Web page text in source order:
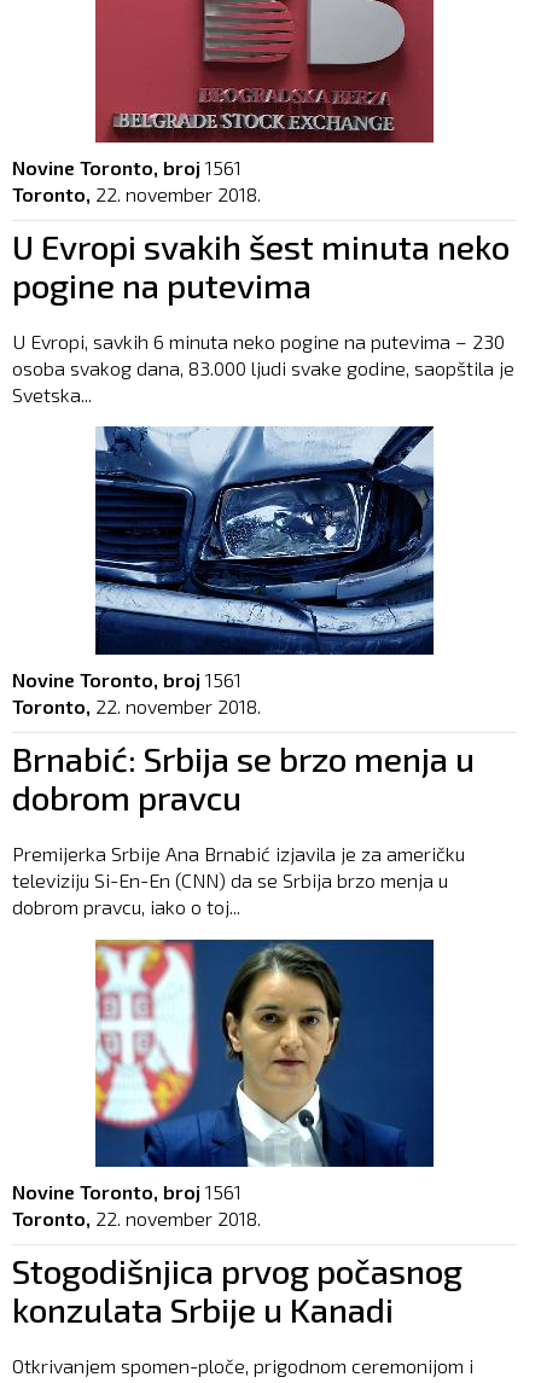
Novine Toronto, broj 1561
Toronto, 22. november 2018.
U Evropi svakih šest minuta neko
pogine na putevima
U Evropi, savkih 6 minuta neko pogine na putevima – 230
osoba svakog dana, 83.000 ljudi svake godine, saopštila je
Svetska...
Novine Toronto, broj 1561
Toronto, 22. november 2018.
Brnabić: Srbija se brzo menja u
dobrom pravcu
Premijerka Srbije Ana Brnabić izjavila je za američku
televiziju Si-En-En (CNN) da se Srbija brzo menja u
dobrom pravcu, iako o toj...
Novine Toronto, broj 1561
Toronto, 22. november 2018.
Stogodišnjica prvog počasnog
konzulata Srbije u Kanadi
Otkrivanjem spomen-ploče, prigodnom ceremonijom i